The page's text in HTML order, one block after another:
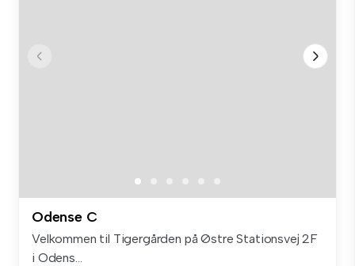
Odense C
Velkommen til Tigergården på Østre Stationsvej 2F
i Odens...